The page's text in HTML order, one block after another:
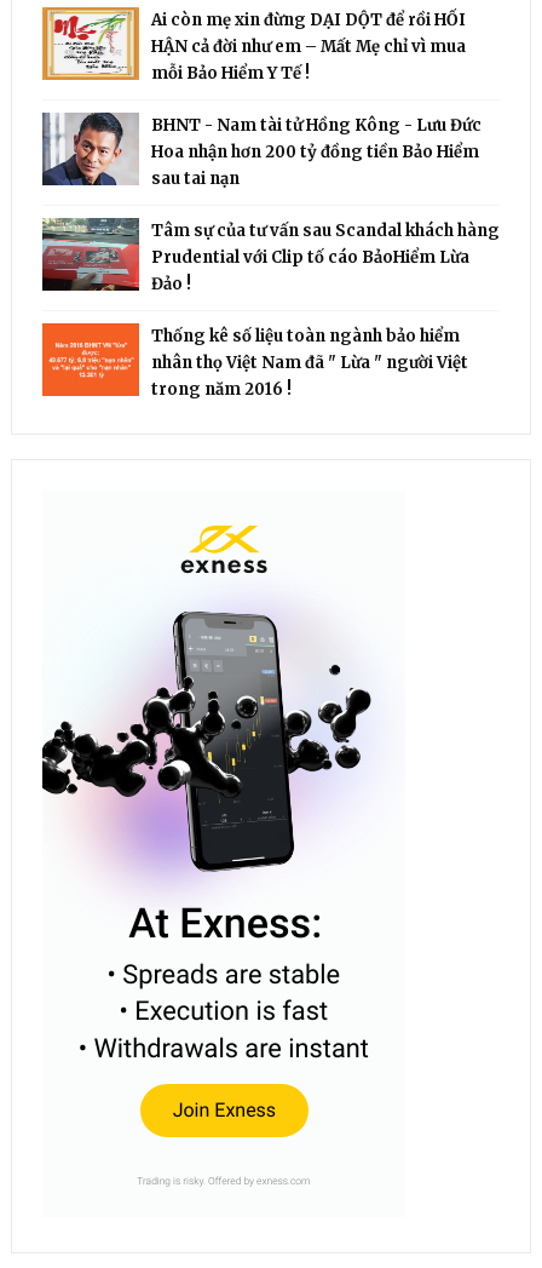
Ai còn mẹ xin đừng DẠI DỘT để rồi HỐI
HẬN cả đời như em – Mất Mẹ chỉ vì mua
mỗi Bảo Hiểm Y Tế !
BHNT - Nam tài tử Hồng Kông - Lưu Đức
Hoa nhận hơn 200 tỷ đồng tiền Bảo Hiểm
sau tai nạn
Tâm sự của tư vấn sau Scandal khách hàng
Prudential với Clip tố cáo BảoHiểm Lừa
Đảo !
Thống kê số liệu toàn ngành bảo hiểm
nhân thọ Việt Nam đã " Lừa " người Việt
trong năm 2016 !